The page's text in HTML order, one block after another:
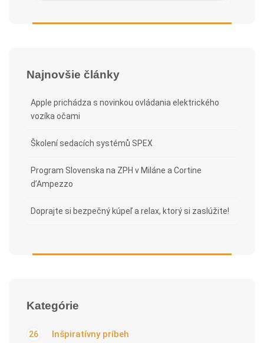
Najnovšie články
Apple prichádza s novinkou ovládania elektrického
vozíka očami
Školení sedacích systémů SPEX
Program Slovenska na ZPH v Miláne a Cortine
d’Ampezzo
Doprajte si bezpečný kúpeľ a relax, ktorý si zaslúžite!
Kategórie
Inšpiratívny príbeh
26